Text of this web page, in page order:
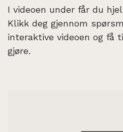
I videoen under får du
Klikk deg gjennom
interaktive videoen og få
gjøre.